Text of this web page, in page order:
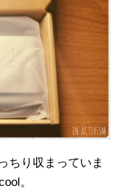
ちり収まっていま
。